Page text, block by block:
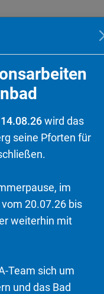
Kurse
wird das
seine Pforten für
im
20.07.26 bis
weiterhin mit
Team sich um
und das Bad